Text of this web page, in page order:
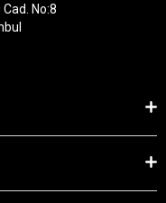
No:8